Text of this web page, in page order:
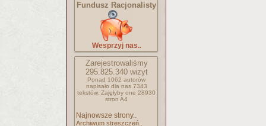
Fundusz Racjonalisty
Wesprzyj nas..
Zarejestrowaliśmy
295.825.340wizyt
Ponad 1062 autorów
napisało dla nas 7343
tekstów. Zajęłyby one 28930
stron A4
Najnowsze strony..
Archiwum streszczeń..